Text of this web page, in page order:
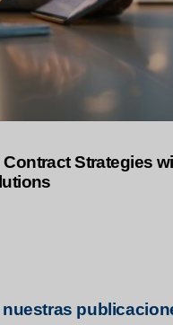
Strategies